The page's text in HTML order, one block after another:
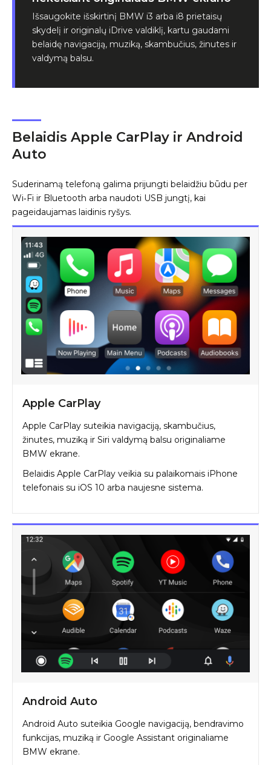
Išsaugokite išskirtinį BMW i3 arba i8 prietaisų
skydelį ir originalų iDrive valdiklį, kartu gaudami
belaidę navigaciją, muziką, skambučius, žinutes ir
valdymą balsu.
Belaidis Apple CarPlay ir Android
Auto
Suderinamą telefoną galima prijungti belaidžiu būdu per
Wi‑Fi ir Bluetooth arba naudoti USB jungtį, kai
pageidaujamas laidinis ryšys.
Apple CarPlay
Apple CarPlay suteikia navigaciją, skambučius,
žinutes, muziką ir Siri valdymą balsu originaliame
BMW ekrane.
Belaidis Apple CarPlay veikia su palaikomais iPhone
telefonais su iOS 10 arba naujesne sistema.
Android Auto
Android Auto suteikia Google navigaciją, bendravimo
funkcijas, muziką ir Google Assistant originaliame
BMW ekrane.